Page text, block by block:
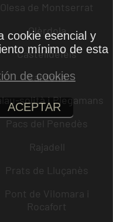
Olesa de Montserrat
Olèrdola
Castelldefels
Cardona
solità i Plegamans
Pacs del Penedès
Rajadell
Prats de Lluçanès
Pont de Vilomara i
Rocafort
cookie esencial y
mínimo de esta
de cookies
ACEPTAR